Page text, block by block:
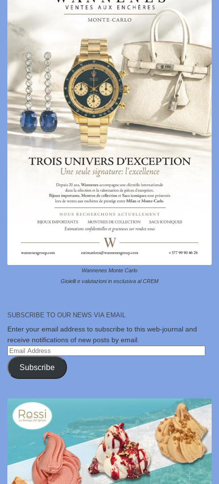
Wannenes Monte Carlo
Gioielli e valutazioni in esclusiva al CREM
SUBSCRIBE TO OUR NEWS VIA EMAIL
Enter your email address to subscribe to this web-journal and
receive notifications of new posts by email.
Email
Address
Subscribe